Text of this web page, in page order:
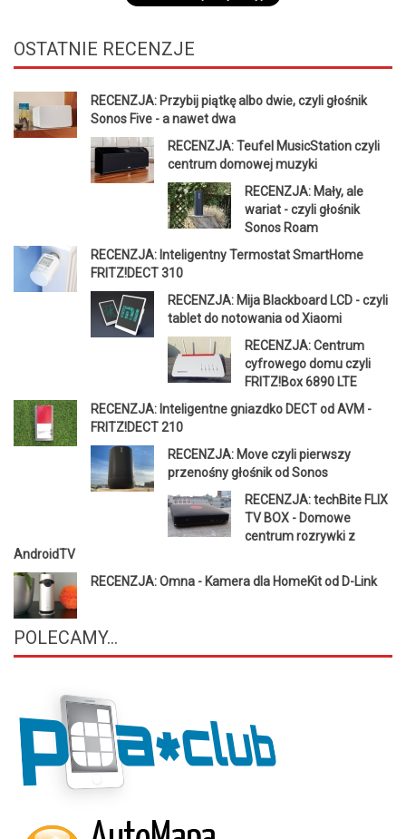
OSTATNIE RECENZJE
RECENZJA: Przybij piątkę albo dwie, czyli głośnik
Sonos Five - a nawet dwa
RECENZJA: Teufel MusicStation czyli
centrum domowej muzyki
RECENZJA: Mały, ale
wariat - czyli głośnik
Sonos Roam
RECENZJA: Inteligentny Termostat SmartHome
FRITZ!DECT 310
RECENZJA: Mija Blackboard LCD - czyli
tablet do notowania od Xiaomi
RECENZJA: Centrum
cyfrowego domu czyli
FRITZ!Box 6890 LTE
RECENZJA: Inteligentne gniazdko DECT od AVM -
FRITZ!DECT 210
RECENZJA: Move czyli pierwszy
przenośny głośnik od Sonos
RECENZJA: techBite FLIX
TV BOX - Domowe
centrum rozrywki z
AndroidTV
RECENZJA: Omna - Kamera dla HomeKit od D-Link
POLECAMY...